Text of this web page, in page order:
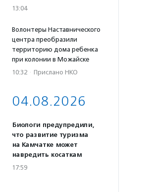
13:04
Волонтеры Наставнического
центра преобразили
территорию дома ребенка
при колонии в Можайске
10:32 · Прислано НКО
04.08.2026
Биологи предупредили,
что развитие туризма
на Камчатке может
навредить косаткам
17:59